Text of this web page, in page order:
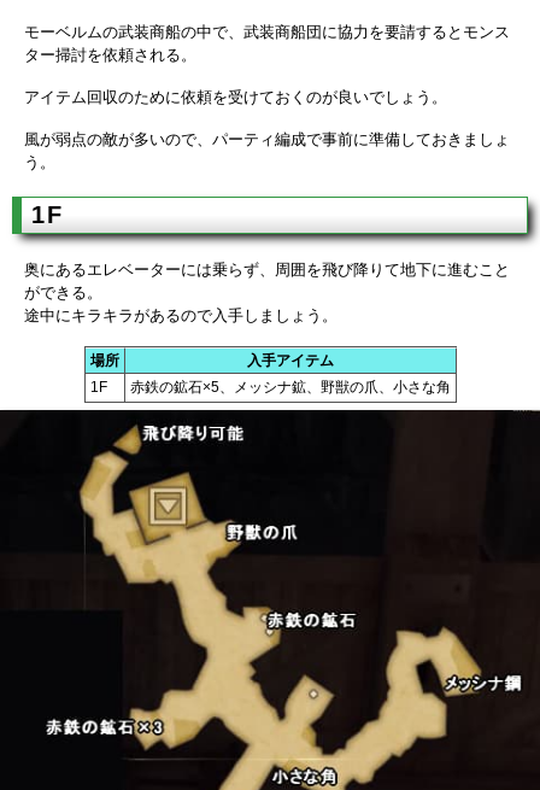
モーベルムの武装商船の中で、武装商船団に協力を要請するとモンス
ター掃討を依頼される。
アイテム回収のために依頼を受けておくのが良いでしょう。
風が弱点の敵が多いので、パーティ編成で事前に準備しておきましょ
う。
1F
奥にあるエレベーターには乗らず、周囲を飛び降りて地下に進むこと
ができる。
途中にキラキラがあるので入手しましょう。
場所
入手アイテム
1F
赤鉄の鉱石×5、メッシナ鉱、野獣の爪、小さな角